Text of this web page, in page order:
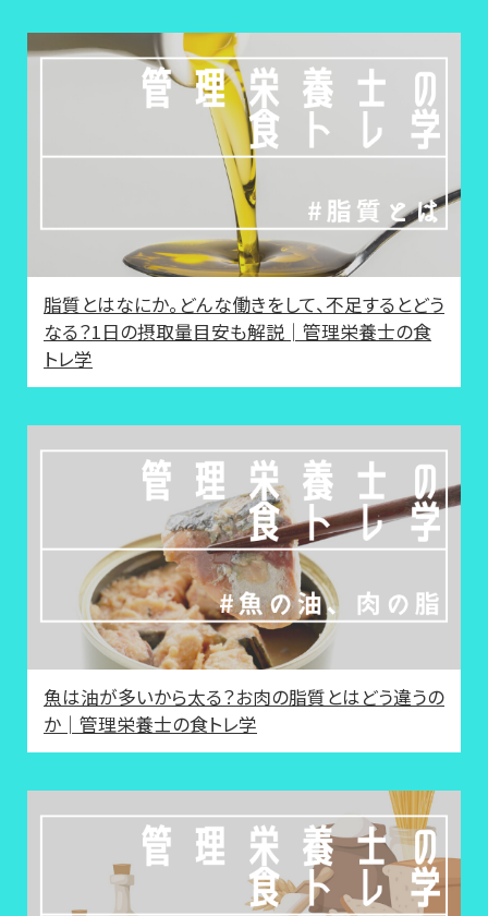
脂質とはなにか。どんな働きをして、不足するとどう
なる？1日の摂取量目安も解説│管理栄養士の食
トレ学
魚は油が多いから太る？お肉の脂質とはどう違うの
か│管理栄養士の食トレ学